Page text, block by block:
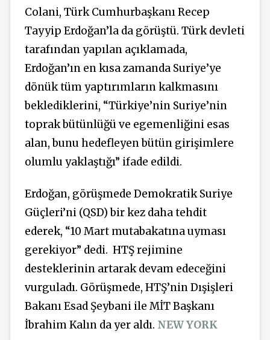
Colani, Türk Cumhurbaşkanı Recep
Tayyip Erdoğan’la da görüştü. Türk devleti
tarafından yapılan açıklamada,
Erdoğan’ın en kısa zamanda Suriye’ye
dönük tüm yaptırımların kalkmasını
beklediklerini, “Türkiye’nin Suriye’nin
toprak bütünlüğü ve egemenliğini esas
alan, bunu hedefleyen bütün girişimlere
olumlu yaklaştığı” ifade edildi.
Erdoğan, görüşmede Demokratik Suriye
Güçleri’ni (QSD) bir kez daha tehdit
ederek, “10 Mart mutabakatına uyması
gerekiyor” dedi. HTŞ rejimine
desteklerinin artarak devam edeceğini
vurguladı. Görüşmede, HTŞ’nin Dışişleri
Bakanı Esad Şeybani ile MİT Başkanı
İbrahim Kalın da yer aldı. NEW YORK